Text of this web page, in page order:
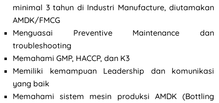
minimal 3 tahun di Industri Manufacture, diutamakan
AMDK/FMCG
Menguasai Preventive Maintenance dan
troubleshooting
Memahami GMP, HACCP, dan K3
Memiliki kemampuan Leadership dan komunikasi
yang baik
Memahami sistem mesin produksi AMDK (Bottling